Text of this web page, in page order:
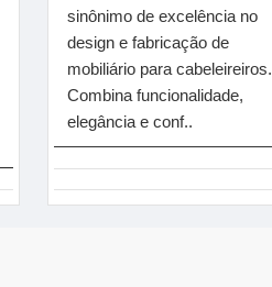
sinônimo de excelência no
design e fabricação de
mobiliário para cabeleireiros.
Combina funcionalidade,
elegância e conf..